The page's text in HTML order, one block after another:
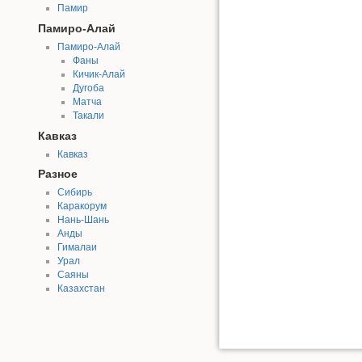
Памир
Памиро-Алай
Памиро-Алай
Фаны
Кичик-Алай
Дугоба
Матча
Такали
Кавказ
Кавказ
Разное
Сибирь
Каракорум
Нань-Шань
Анды
Гималаи
Урал
Саяны
Казахстан